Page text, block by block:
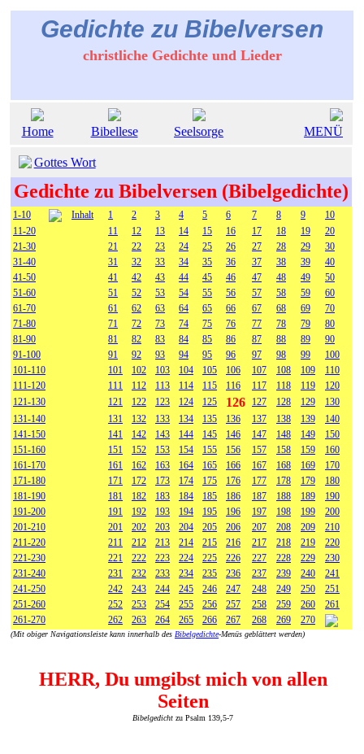
Gedichte zu Bibelversen
christliche Gedichte und Lieder
Home Bibellese Seelsorge MENÜ
Gottes Wort
Gedichte zu Bibelversen (Bibelgedichte)
1-10 Inhalt 1 2 3 4 5 6 7 8 9
10
11-20
11 12 13 14 15 16 17 18 19
20
21-30
21 22 23 24 25 26 27 28 29
30
31-40
31 32 33 34 35 36 37 38 39
40
41-50
41 42 43 44 45 46 47 48 49
50
51-60
51 52 53 54 55 56 57 58 59
60
61-70
61 62 63 64 65 66 67 68 69
70
71-80
71 72 73 74 75 76 77 78 79
80
81-90
81 82 83 84 85 86 87 88 89
90
91-100
91 92 93 94 95 96 97 98 99
100
101-110
101 102 103 104 105 106 107 108 109
110
111-120
111 112 113 114 115 116 117 118 119
120
121-130
121 122 123 124 125 126 127 128 129
130
131-140
131 132 133 134 135 136 137 138 139
140
141-150
141 142 143 144 145 146 147 148 149
150
151-160
151 152 153 154 155 156 157 158 159
160
161-170
161 162 163 164 165 166 167 168 169
170
171-180
171 172 173 174 175 176 177 178 179
180
181-190
181 182 183 184 185 186 187 188 189
190
191-200
191 192 193 194 195 196 197 198 199
200
201-210
201 202 203 204 205 206 207 208 209
210
211-220
211 212 213 214 215 216 217 218 219
220
221-230
221 222 223 224 225 226 227 228 229
230
231-240
231 232 233 234 235 236 237 239 240
241
241-250
242 243 244 245 246 247 248 249 250
251
251-260
252 253 254 255 256 257 258 259 260
261
261-270
262 263 264 265 266 267 268 269 270
(Mit obiger Navigationsleiste kann innerhalb des Bibelgedichte-Menüs geblättert werden)
HERR, Du umgibst mich von allen
Seiten
Bibelgedicht zu Psalm 139,5-7